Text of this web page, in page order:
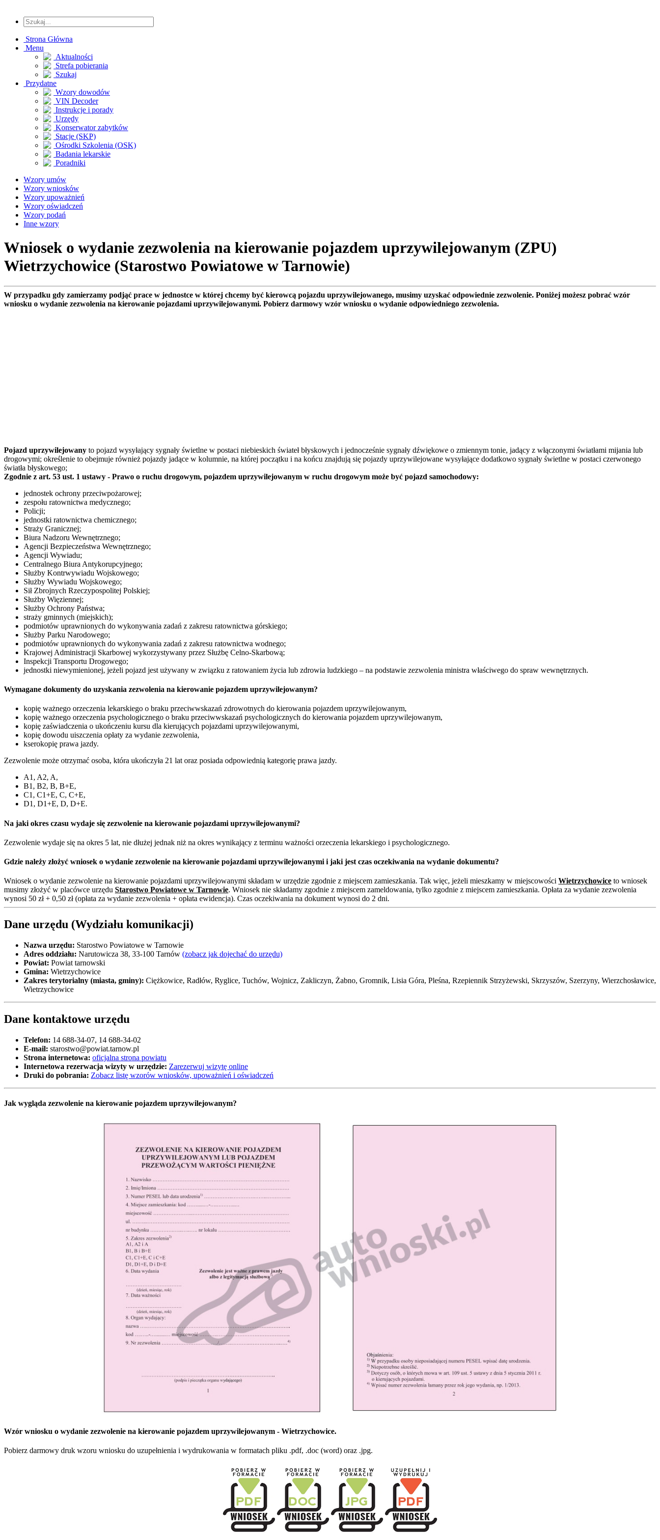
Strona Główna
Menu
Aktualności
Strefa pobierania
Szukaj
Przydatne
Wzory dowodów
VIN Decoder
Instrukcje i porady
Urzędy
Konserwator zabytków
Stacje (SKP)
Ośrodki Szkolenia (OSK)
Badania lekarskie
Poradniki
Wzory umów
Wzory wniosków
Wzory upoważnień
Wzory oświadczeń
Wzory podań
Inne wzory
Wniosek o wydanie zezwolenia na kierowanie pojazdem uprzywilejowanym (ZPU)
Wietrzychowice (Starostwo Powiatowe w Tarnowie)
W przypadku gdy zamierzamy podjąć prace w jednostce w której chcemy być kierowcą pojazdu uprzywilejowanego, musimy uzyskać odpowiednie zezwolenie. Poniżej możesz pobrać wzór
wniosku o wydanie zezwolenia na kierowanie pojazdami uprzywilejowanymi. Pobierz darmowy wzór wniosku o wydanie odpowiedniego zezwolenia.
Pojazd uprzywilejowany to pojazd wysyłający sygnały świetlne w postaci niebieskich świateł błyskowych i jednocześnie sygnały dźwiękowe o zmiennym tonie, jadący z włączonymi światłami mijania lub
drogowymi; określenie to obejmuje również pojazdy jadące w kolumnie, na której początku i na końcu znajdują się pojazdy uprzywilejowane wysyłające dodatkowo sygnały świetlne w postaci czerwonego
światła błyskowego;
Zgodnie z art. 53 ust. 1 ustawy - Prawo o ruchu drogowym, pojazdem uprzywilejowanym w ruchu drogowym może być pojazd samochodowy:
jednostek ochrony przeciwpożarowej;
zespołu ratownictwa medycznego;
Policji;
jednostki ratownictwa chemicznego;
Straży Granicznej;
Biura Nadzoru Wewnętrznego;
Agencji Bezpieczeństwa Wewnętrznego;
Agencji Wywiadu;
Centralnego Biura Antykorupcyjnego;
Służby Kontrwywiadu Wojskowego;
Służby Wywiadu Wojskowego;
Sił Zbrojnych Rzeczypospolitej Polskiej;
Służby Więziennej;
Służby Ochrony Państwa;
straży gminnych (miejskich);
podmiotów uprawnionych do wykonywania zadań z zakresu ratownictwa górskiego;
Służby Parku Narodowego;
podmiotów uprawnionych do wykonywania zadań z zakresu ratownictwa wodnego;
Krajowej Administracji Skarbowej wykorzystywany przez Służbę Celno-Skarbową;
Inspekcji Transportu Drogowego;
jednostki niewymienionej, jeżeli pojazd jest używany w związku z ratowaniem życia lub zdrowia ludzkiego – na podstawie zezwolenia ministra właściwego do spraw wewnętrznych.
Wymagane dokumenty do uzyskania zezwolenia na kierowanie pojazdem uprzywilejowanym?
kopię ważnego orzeczenia lekarskiego o braku przeciwwskazań zdrowotnych do kierowania pojazdem uprzywilejowanym,
kopię ważnego orzeczenia psychologicznego o braku przeciwwskazań psychologicznych do kierowania pojazdem uprzywilejowanym,
kopię zaświadczenia o ukończeniu kursu dla kierujących pojazdami uprzywilejowanymi,
kopię dowodu uiszczenia opłaty za wydanie zezwolenia,
kserokopię prawa jazdy.
Zezwolenie może otrzymać osoba, która ukończyła 21 lat oraz posiada odpowiednią kategorię prawa jazdy.
A1, A2, A,
B1, B2, B, B+E,
C1, C1+E, C, C+E,
D1, D1+E, D, D+E.
Na jaki okres czasu wydaje się zezwolenie na kierowanie pojazdami uprzywilejowanymi?
Zezwolenie wydaje się na okres 5 lat, nie dłużej jednak niż na okres wynikający z terminu ważności orzeczenia lekarskiego i psychologicznego.
Gdzie należy złożyć wniosek o wydanie zezwolenie na kierowanie pojazdami uprzywilejowanymi i jaki jest czas oczekiwania na wydanie dokumentu?
Wniosek o wydanie zezwolenie na kierowanie pojazdami uprzywilejowanymi składam w urzędzie zgodnie z miejscem zamieszkania. Tak więc, jeżeli mieszkamy w miejscowości Wietrzychowice to wniosek
musimy złożyć w placówce urzędu Starostwo Powiatowe w Tarnowie. Wniosek nie składamy zgodnie z miejscem zameldowania, tylko zgodnie z miejscem zamieszkania. Opłata za wydanie zezwolenia
wynosi 50 zł + 0,50 zł (opłata za wydanie zezwolenia + opłata ewidencja). Czas oczekiwania na dokument wynosi do 2 dni.
Dane urzędu (Wydziału komunikacji)
Nazwa urzędu: Starostwo Powiatowe w Tarnowie
Adres oddziału: Narutowicza 38, 33-100 Tarnów (zobacz jak dojechać do urzędu)
Powiat: Powiat tarnowski
Gmina: Wietrzychowice
Zakres terytorialny (miasta, gminy): Ciężkowice, Radłów, Ryglice, Tuchów, Wojnicz, Zakliczyn, Żabno, Gromnik, Lisia Góra, Pleśna, Rzepiennik Strzyżewski, Skrzyszów, Szerzyny, Wierzchosławice,
Wietrzychowice
Dane kontaktowe urzędu
Telefon: 14 688-34-07, 14 688-34-02
E-mail: starostwo@powiat.tarnow.pl
Strona internetowa: oficjalna strona powiatu
Internetowa rezerwacja wizyty w urzędzie: Zarezerwuj wizytę online
Druki do pobrania: Zobacz listę wzorów wniosków, upoważnień i oświadczeń
Jak wygląda zezwolenie na kierowanie pojazdem uprzywilejowanym?
Wzór wniosku o wydanie zezwolenie na kierowanie pojazdem uprzywilejowanym - Wietrzychowice.
Pobierz darmowy druk wzoru wniosku do uzupełnienia i wydrukowania w formatach pliku .pdf, .doc (word) oraz .jpg.